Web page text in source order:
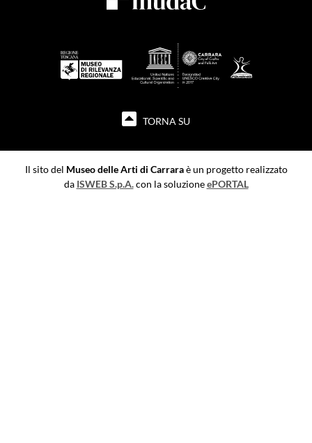
TORNA SU
Il sito del Museo delle Arti di Carraraè un progetto realizzato
da ISWEB S.p.A.con la soluzioneePORTAL